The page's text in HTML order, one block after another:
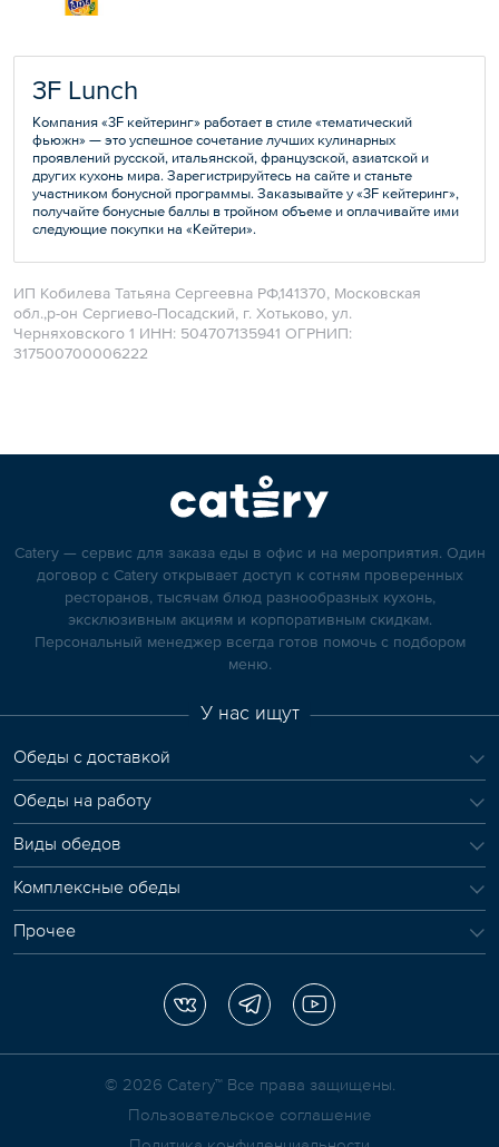
3F Lunch
Компания «3F кейтеринг» работает в стиле «тематический
фьюжн» — это успешное сочетание лучших кулинарных
проявлений русской, итальянской, французской, азиатской и
других кухонь мира. Зарегистрируйтесь на сайте и станьте
участником бонусной программы. Заказывайте у «3F кейтеринг»,
получайте бонусные баллы в тройном объеме и оплачивайте ими
следующие покупки на «Кейтери».
ИП Кобилева Татьяна Сергеевна РФ,141370, Московская
обл.,р-он Сергиево-Посадский, г. Хотьково, ул.
Черняховского 1 ИНН: 504707135941 ОГРНИП:
317500700006222
Catery — сервис для заказа еды в офис и на мероприятия. Один
договор с Catery открывает доступ к сотням проверенных
ресторанов, тысячам блюд разнообразных кухонь,
эксклюзивным акциям и корпоративным скидкам.
Персональный менеджер всегда готов помочь с подбором
меню.
У нас ищут
Обеды с доставкой
Обеды на работу
Виды обедов
Комплексные обеды
Прочее
© 2026 Сatery™ Все права защищены.
Пользовательское соглашение